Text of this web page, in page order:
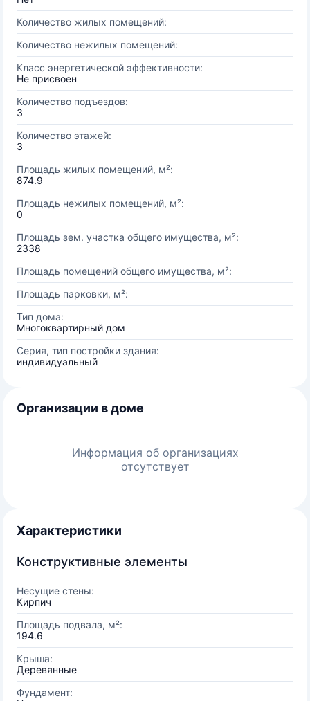
Количество жилых помещений:
Количество нежилых помещений:
Класс энергетической эффективности:
Не присвоен
Количество подъездов:
3
Количество этажей:
3
Площадь жилых помещений, м²:
874.9
Площадь нежилых помещений, м²:
0
Площадь зем. участка общего имущества, м²:
2338
Площадь помещений общего имущества, м²:
Площадь парковки, м²:
Тип дома:
Многоквартирный дом
Серия, тип постройки здания:
индивидуальный
Организации в доме
Информация об организациях
отсутствует
Характеристики
Конструктивные элементы
Несущие стены:
Кирпич
Площадь подвала, м²:
194.6
Крыша:
Деревянные
Фундамент: